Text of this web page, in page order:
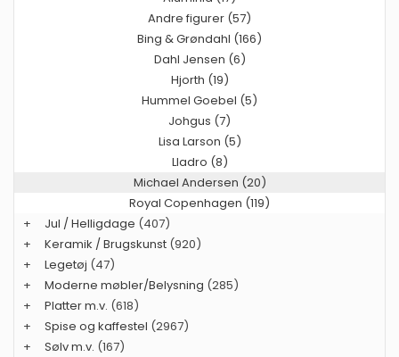
Andre figurer (57)
Bing & Grøndahl (166)
Dahl Jensen (6)
Hjorth (19)
Hummel Goebel (5)
Johgus (7)
Lisa Larson (5)
Lladro (8)
Michael Andersen (20)
Royal Copenhagen (119)
+
Jul / Helligdage (407)
+
Keramik / Brugskunst (920)
+
Legetøj (47)
+
Moderne møbler/Belysning (285)
+
Platter m.v. (618)
+
Spise og kaffestel (2967)
+
Sølv m.v. (167)